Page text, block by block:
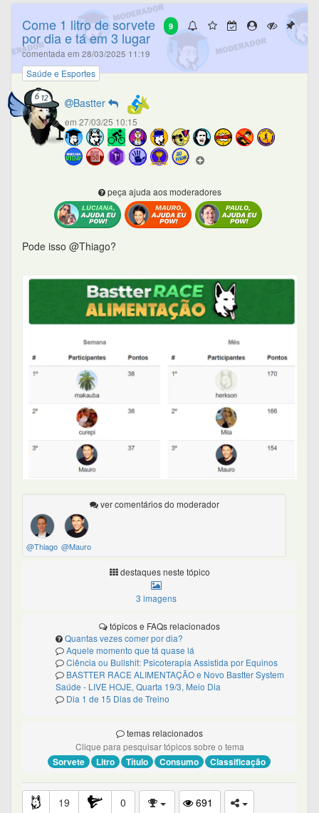
9
Come 1 litro de sorvete
por dia e tá em 3 lugar
comentada em 28/03/2025 11:19
Saúde e Esportes
Bastter
em 27/03/25 10:15
peça ajuda aos moderadores
Pode isso @Thiago?
ver comentários do moderador
@Thiago @Mauro
destaques neste tópico
3 imagens
tópicos e FAQs relacionados
Quantas vezes comer por dia?
Aquele momento que tá quase lá
Ciência ou Bullshit: Psicoterapia Assistida por Equinos
BASTTER RACE ALIMENTAÇÃO e Novo Bastter System
Saúde - LIVE HOJE, Quarta 19/3, Meio Dia
Dia 1 de 15 Dias de Treino
temas relacionados
Clique para pesquisar tópicos sobre o tema
Sorvete Litro Título Consumo Classificação
19 0
691